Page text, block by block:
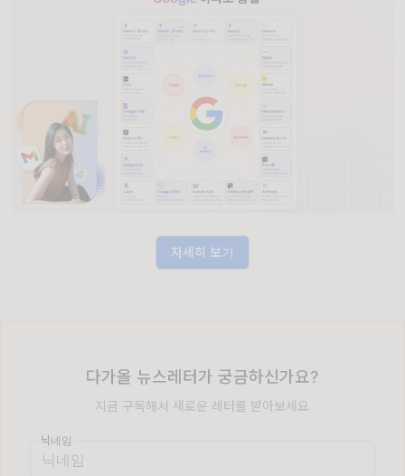
자세히 보기
다가올 뉴스레터가 궁금하신가요?
지금 구독해서 새로운 레터를 받아보세요
닉네임